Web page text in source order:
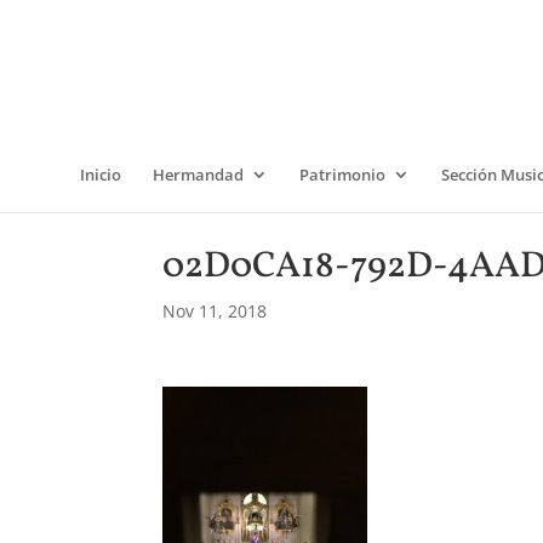
Inicio Hermandad Patrimonio Sección
02D0CA18-792D-
Nov 11, 2018